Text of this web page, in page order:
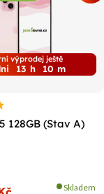
výprodej ještě
13 h 10 m
128GB (Stav A)
Skladem